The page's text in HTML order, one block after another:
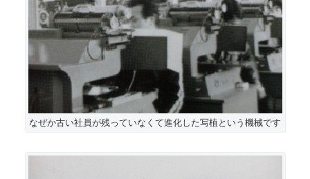
なぜか古い社員が残っていなくて進化した写植という機械です